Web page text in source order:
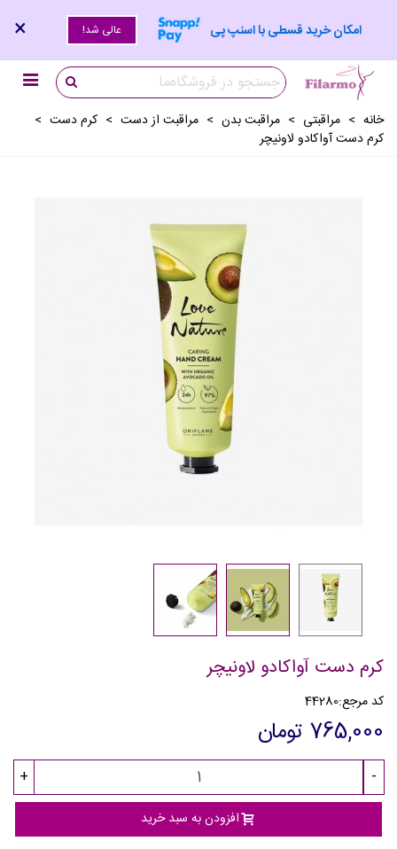
امکان خرید قسطی با اسنپ پی عالی شد! ×
خانه > مراقبتی > مراقبت بدن > مراقبت از دست > کرم دست >
کرم دست آواکادو لاونیچر
کرم دست آواکادو لاونیچر
کد مرجع:44280
765,000 تومان
-
+
افزودن به سبد خرید